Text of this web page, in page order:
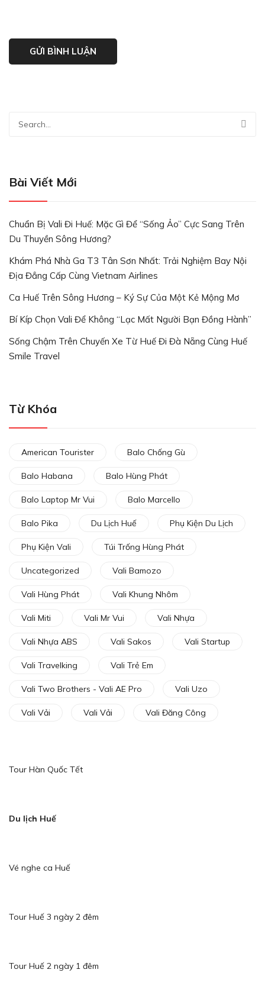
Bài Viết Mới
Chuẩn Bị Vali Đi Huế: Mặc Gì Để “Sống Ảo” Cực Sang Trên
Du Thuyền Sông Hương?
Khám Phá Nhà Ga T3 Tân Sơn Nhất: Trải Nghiệm Bay Nội
Địa Đẳng Cấp Cùng Vietnam Airlines
Ca Huế Trên Sông Hương – Ký Sự Của Một Kẻ Mộng Mơ
Bí Kíp Chọn Vali Để Không “lạc Mất Người Bạn Đồng Hành”
Sống Chậm Trên Chuyến Xe Từ Huế Đi Đà Nẵng Cùng Huế
Smile Travel
Từ Khóa
American Tourister Balo Chống Gù
Balo Habana Balo Hùng Phát
Balo Laptop Mr Vui Balo Marcello
Balo Pika Du Lịch Huế Phụ Kiện Du Lịch
Phụ Kiện Vali Túi Trống Hùng Phát
Uncategorized Vali Bamozo
Vali Hùng Phát Vali Khung Nhôm
Vali Miti Vali Mr Vui Vali Nhựa
Vali Nhựa ABS Vali Sakos Vali Startup
Vali Travelking Vali Trẻ Em
Vali Two Brothers - Vali AE Pro Vali Uzo
Vali Vải Vali Vải Vali Đăng Công
Tour Hàn Quốc Tết
Du lịch Huế
Vé nghe ca Huế
Tour Huế 3 ngày 2 đêm
Tour Huế 2 ngày 1 đêm